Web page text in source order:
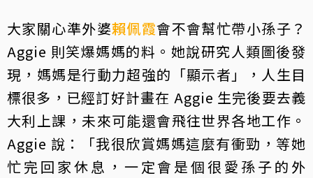
大家關心準外婆賴佩霞會不會幫忙帶小孫子？
Aggie 則笑爆媽媽的料。她說研究人類圖後發
現，媽媽是行動力超強的「顯示者」，人生目
標很多，已經訂好計畫在 Aggie 生完後要去義
大利上課，未來可能還會飛往世界各地工作。
Aggie 說：「我很欣賞媽媽這麼有衝勁，等她
忙完回家休息，一定會是個很愛孫子的外